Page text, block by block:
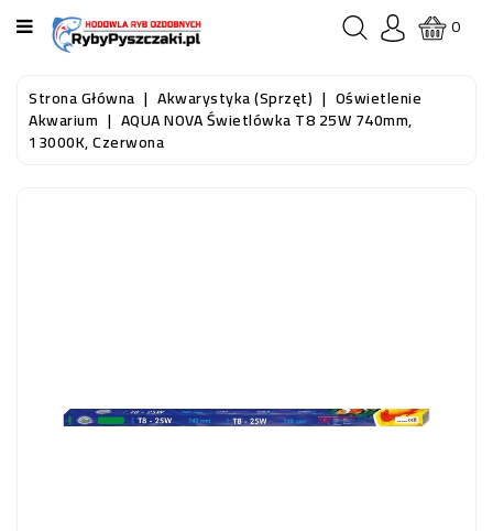
KATEGORIA
STRONA
GŁÓWNA
AKWARYSTYKA
0
Strona Główna Akwarystyka (sprzęt) Oświetlenie
Akwarium AQUA NOVA Świetlówka T8 25W 740mm,
13000K, Czerwona